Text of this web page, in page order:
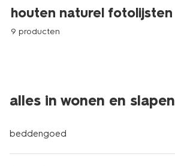
houten naturel fotolijsten
9 producten
alles in wonen en slapen
beddengoed